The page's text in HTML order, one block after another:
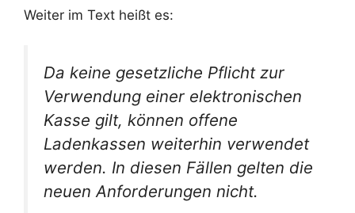
Weiter im Text heißt es:
Da keine gesetzliche Pflicht zur
Verwendung einer elektronischen
Kasse gilt, können offene
Ladenkassen weiterhin verwendet
werden. In diesen Fällen gelten die
neuen Anforderungen nicht.